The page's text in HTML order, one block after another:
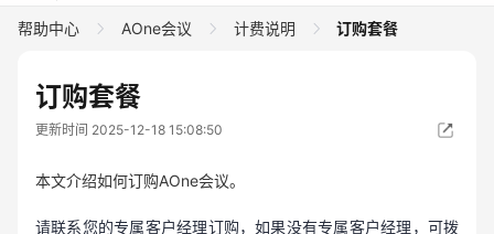
帮助中心 AOne会议 计费说明 订购套餐
订购套餐
更新时间 2025-12-18 15:08:50
本文介绍如何订购AOne会议。
请联系您的专属客户经理订购，如果没有专属客户经理，可拨